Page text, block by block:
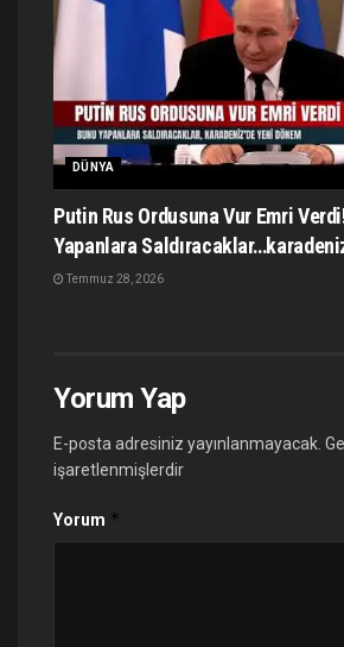
DÜNYA
Putin Rus Ordusuna Vur Emri
Yapanlara
Temmuz 28, 2026
Yorum Yap
E-posta adresiniz yayınlanmayacak.
işaretlenmişlerdir
Yorum *